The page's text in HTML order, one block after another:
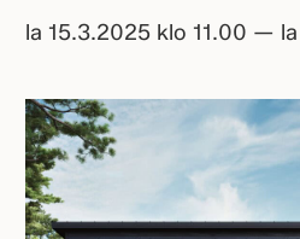
la 15.3.2025 klo 11.00 —